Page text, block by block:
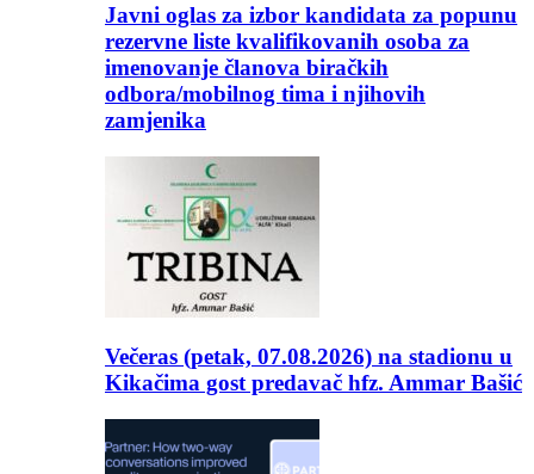
Javni oglas za izbor kandidata za popunu
rezervne liste kvalifikovanih osoba za
imenovanje članova biračkih
odbora/mobilnog tima i njihovih
zamjenika
Večeras (petak, 07.08.2026) na stadionu u
Kikačima gost predavač hfz. Ammar Bašić